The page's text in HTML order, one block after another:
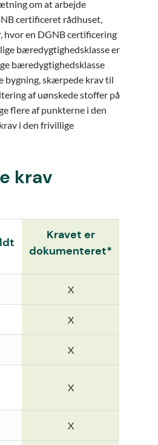
om at arbejde
certificeret rådhuset,
hvor en DGNB certificering
bæredygtighedsklasse er
bæredygtighedsklasse
bygning, skærpede krav til
af uønskede stoffer på
flere af punkterne i den
i den frivillige
krav
Kravet er
dokumenteret*
X
X
X
X
X